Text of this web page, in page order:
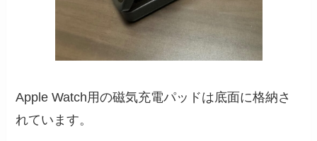
Apple Watch用の磁気充電パッドは底面に格納さ
れています。